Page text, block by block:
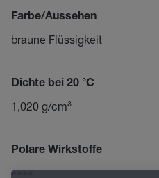
Farbe/Aussehen
braune Flüssigkeit
Dichte bei 20 °C
1,020 g/cm³
Polare Wirkstoffe
••••